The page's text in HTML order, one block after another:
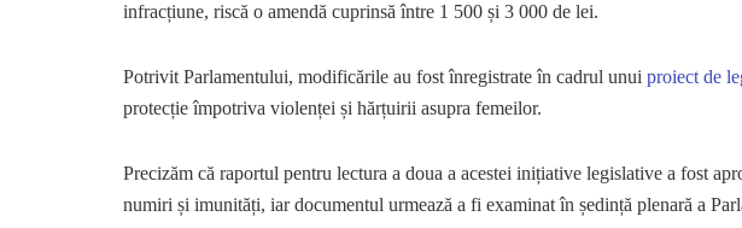
infracțiune, riscă o amendă cuprinsă între 1 500 și 3 000 de lei.
Potrivit Parlamentului, modificările au fost înregistrate în cadrul unui proiect de
protecție împotriva violenței și hărțuirii asupra femeilor.
Precizăm că raportul pentru lectura a doua a acestei inițiative legislative a fost
numiri și imunități, iar documentul urmează a fi examinat în ședință plenară a